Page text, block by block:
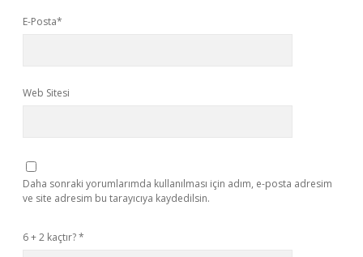
E-Posta*
Web Sitesi
Daha sonraki yorumlarımda kullanılması için adım, e-posta adresim
ve site adresim bu tarayıcıya kaydedilsin.
6 + 2 kaçtır?*